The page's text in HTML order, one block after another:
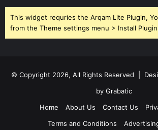
This widget requries the Arqam Lite Plugin,
from the Theme settings menu > Install
© Copyright 2026, All Rights Reserved |
by Grabatic
Home
About Us Contact Us
Terms and Conditions